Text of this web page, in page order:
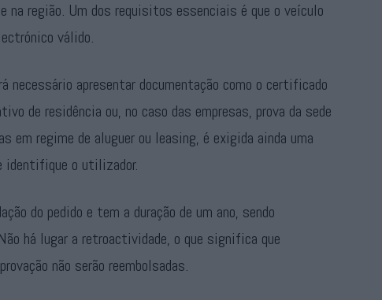
na região. Um dos requisitos essenciais é que o veículo
válido.
necessário apresentar documentação como o certificado
de residência ou, no caso das empresas, prova da sede
em regime de aluguer ou leasing, é exigida ainda uma
identifique o utilizador.
do pedido e tem a duração de um ano, sendo
há lugar a retroactividade, o que significa que
não serão reembolsadas.